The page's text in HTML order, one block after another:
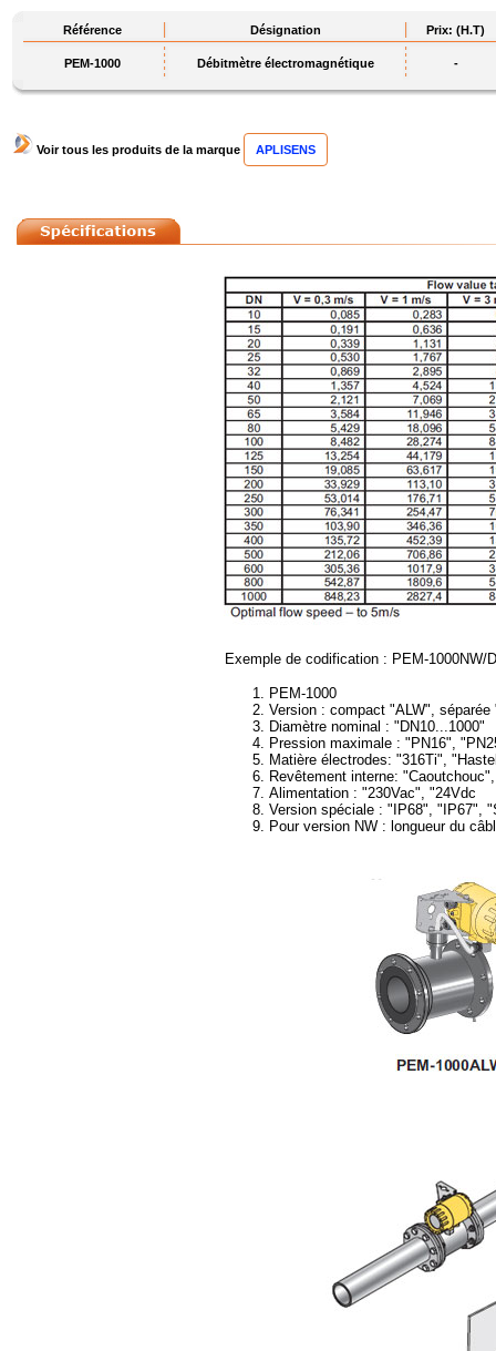
Référence Désignation Prix: (H.T)
PEM-1000 Débitmètre électromagnétique -
Voir tous les produits de la marque APLISENS
Exemple de codification : PEM-1000NW/
PEM-1000
Version : compact "ALW", séparée
Diamètre nominal : "DN10...1000"
Pression maximale : "PN16",
Matière électrodes: "316Ti",
Revêtement interne:
Alimentation : "230Vac", "24Vdc
Version spéciale : "IP68", "IP67",
Pour version NW : longueur du